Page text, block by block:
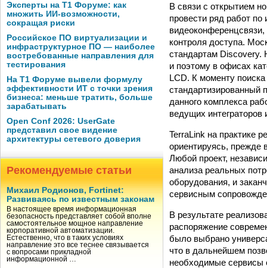
Эксперты на Т1 Форуме: как
множить ИИ-возможности,
сокращая риски
Российское ПО виртуализации и
инфраструктурное ПО — наиболее
востребованные направления для
тестирования
На Т1 Форуме вывели формулу
эффективности ИТ с точки зрения
бизнеса: меньше тратить, больше
зарабатывать
Open Conf 2026: UserGate
представил свое видение
архитектуры сетевого доверия
Рекомендуемые статьи
Михаил Родионов, Fortinet:
Развиваясь по известным законам
В настоящее время информационная
безопасность представляет собой вполне
самостоятельное мощное направление
корпоративной автоматизации.
Естественно, что в таких условиях
направление это все теснее связывается
с вопросами прикладной
информационной …
В связи с открытием
провести ряд работ
контроля доступа.
стандартам Discovery.
и поэтому в офисах
LCD. К моменту
стандартизированный
данного комплекса
ведущих
TerraLink на практике
ориентируясь, прежде
Любой проект,
анализа реальных
оборудования, и
сервисным
В результате
распоряжение
было выбрано
что в дальнейшем
необходимые сервисы